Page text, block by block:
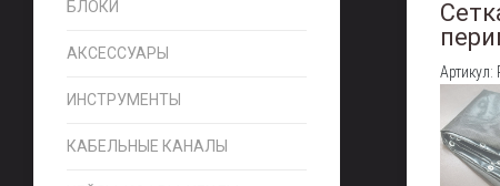
БЛОКИ
АКСЕССУАРЫ
ИНСТРУМЕНТЫ
КАБЕЛЬНЫЕ КАНАЛЫ
Артикул: